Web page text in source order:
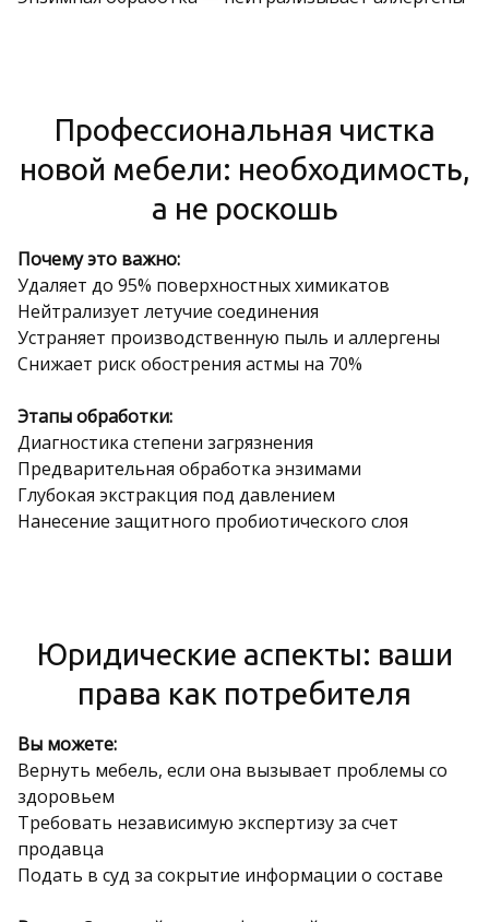
Профессиональная чистка
новой мебели: необходимость,
а не роскошь
Почему это важно:
Удаляет до 95% поверхностных химикатов
Нейтрализует летучие соединения
Устраняет производственную пыль и аллергены
Снижает риск обострения астмы на 70%
Этапы обработки:
Диагностика степени загрязнения
Предварительная обработка энзимами
Глубокая экстракция под давлением
Нанесение защитного пробиотического слоя
Юридические аспекты: ваши
права как потребителя
Вы можете:
Вернуть мебель, если она вызывает проблемы со
здоровьем
Требовать независимую экспертизу за счет
продавца
Подать в суд за сокрытие информации о составе